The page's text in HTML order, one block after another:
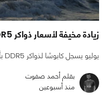
زيادة مخيفة لأسعار ذواكر DDR5 بألمانيا
يوليو يسجل كابوسًا لذواكر DDR5 بألمانيا
بقلم أحمد صفوت
منذ أسبوعين